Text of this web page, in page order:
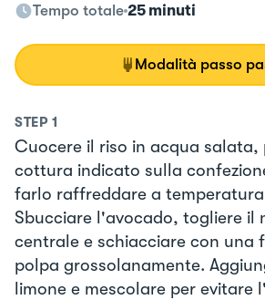
Tempo totale 25 minuti
Modalità passo
STEP 1
Cuocere il riso in acqua salata,
cottura indicato sulla
farlo raffreddare a
Sbucciare l'avocado, togliere il
centrale e schiacciare con una
polpa grossolanamente.
limone e mescolare per evitare